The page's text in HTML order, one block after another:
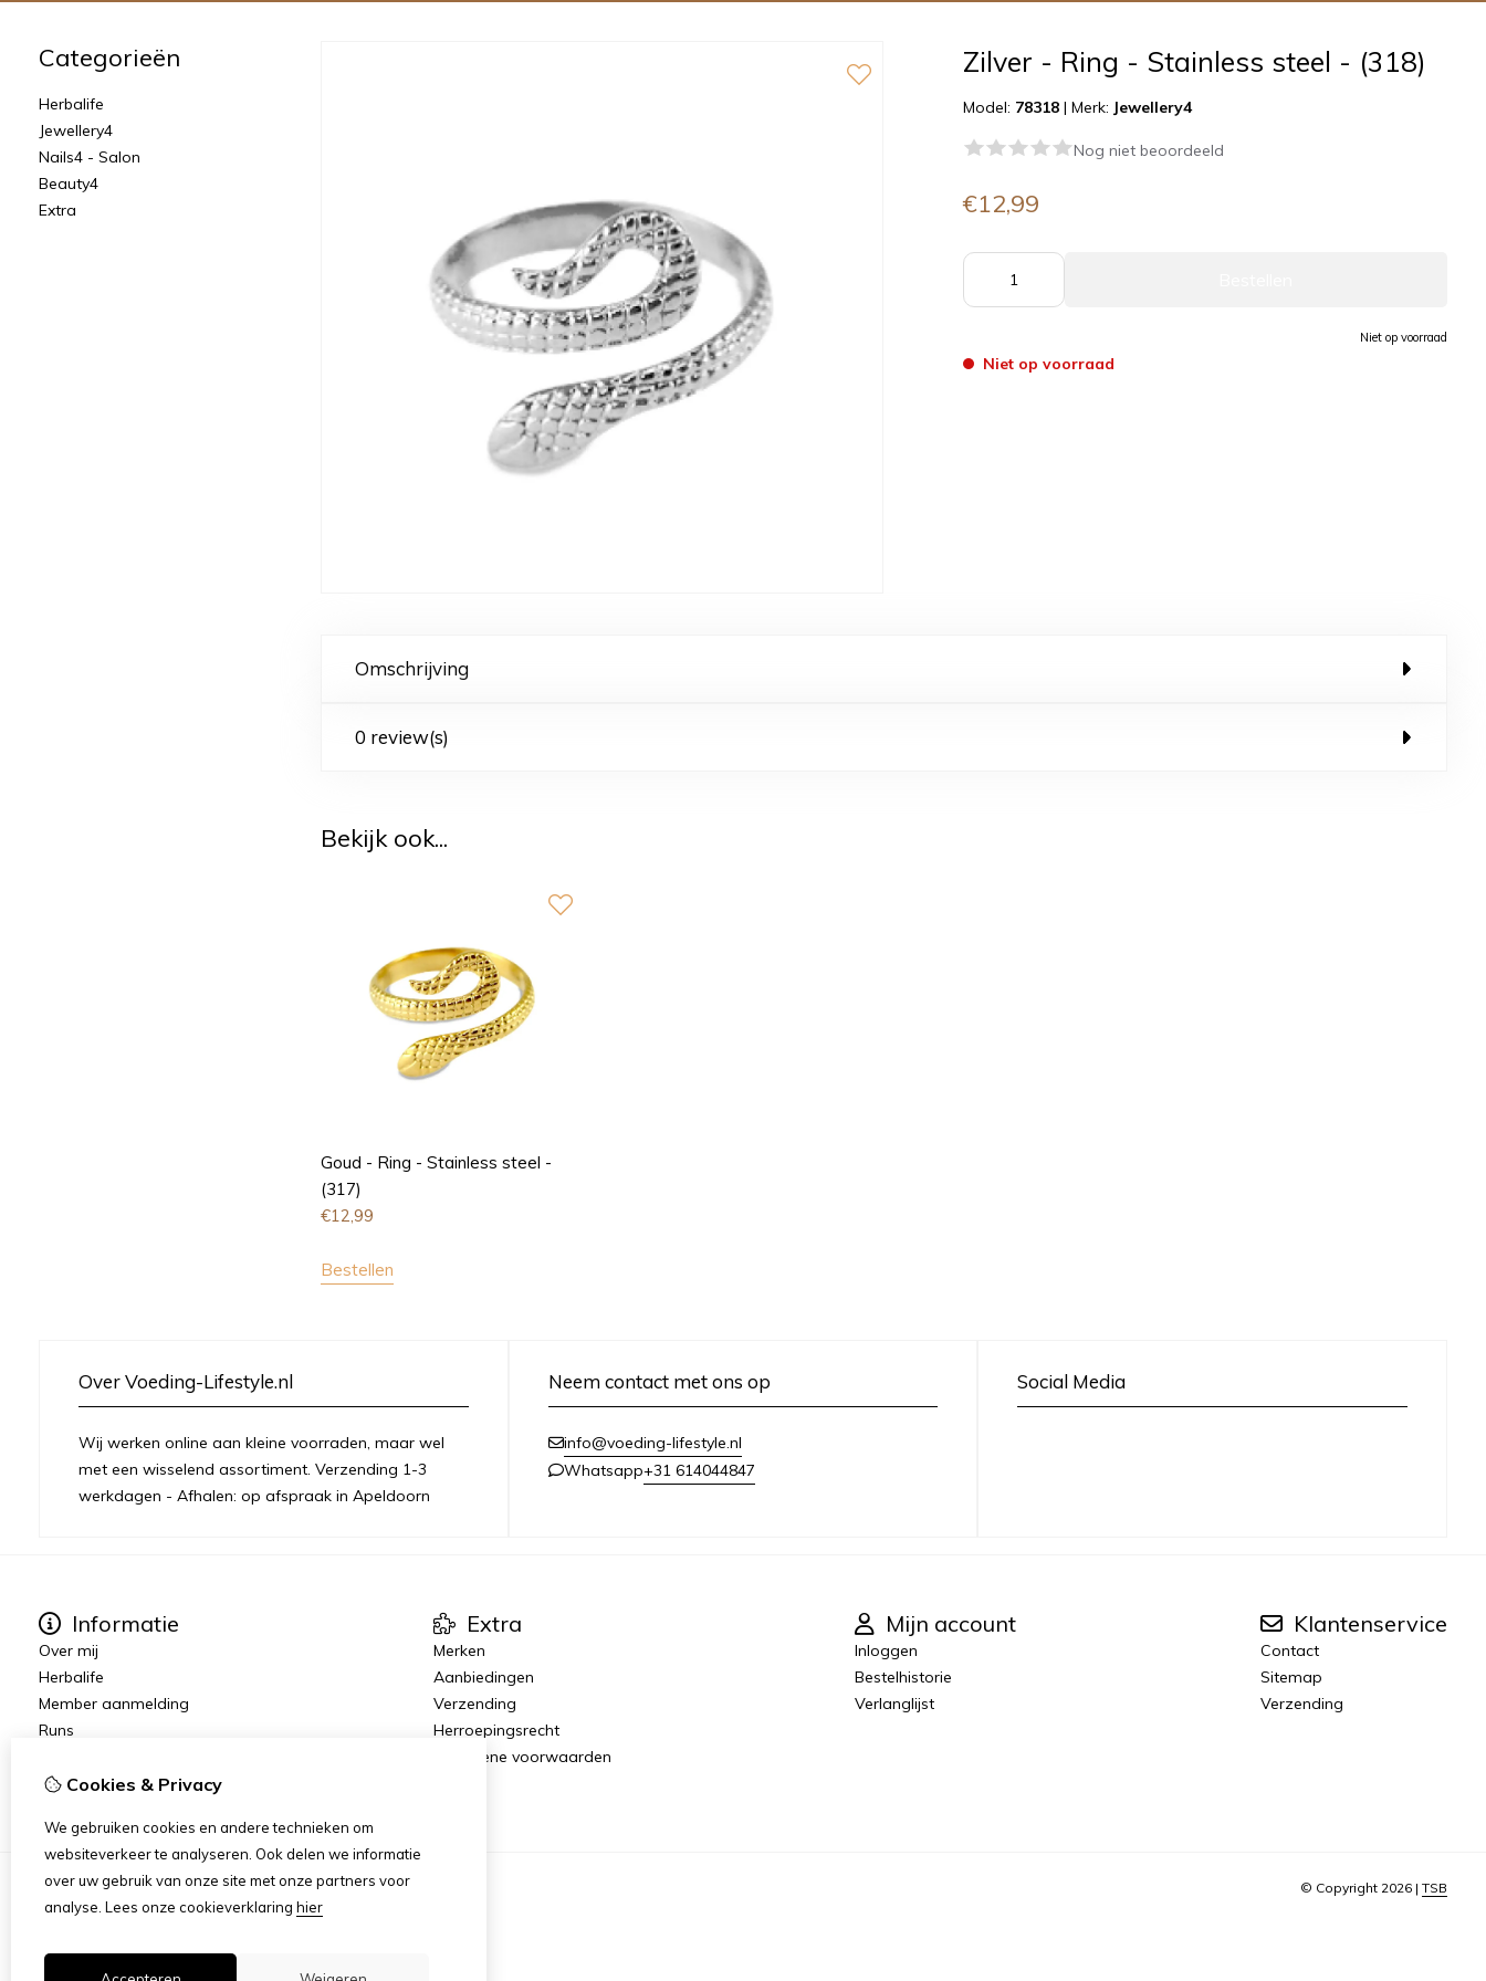
Categorieën
Herbalife
Jewellery4
Nails4 - Salon
Beauty4
Extra
Zilver - Ring - Stainless steel - (318)
Model: 78318 | Merk: Jewellery4
Nog niet beoordeeld
€12,99
Niet op voorraad
Niet op voorraad
Omschrijving
0 review(s)
Bekijk ook...
Goud - Ring - Stainless steel -
(317)
€12,99
Bestellen
Over Voeding-Lifestyle.nl
Wij werken online aan kleine voorraden, maar wel
met een wisselend assortiment. Verzending 1-3
werkdagen - Afhalen: op afspraak in Apeldoorn
Neem contact met ons op
info@voeding-lifestyle.nl
Whatsapp+31 614044847
Social Media
Informatie
Over mij
Herbalife
Member aanmelding
Runs
Vacatures
Extra
Merken
Aanbiedingen
Verzending
Herroepingsrecht
Algemene voorwaarden
Mijn account
Inloggen
Bestelhistorie
Verlanglijst
Klantenservice
Contact
Sitemap
Verzending
© Copyright 2026 | TSB
Cookies & Privacy
We gebruiken cookies en andere technieken om
websiteverkeer te analyseren. Ook delen we informatie
over uw gebruik van onze site met onze partners voor
analyse. Lees onze cookieverklaring hier